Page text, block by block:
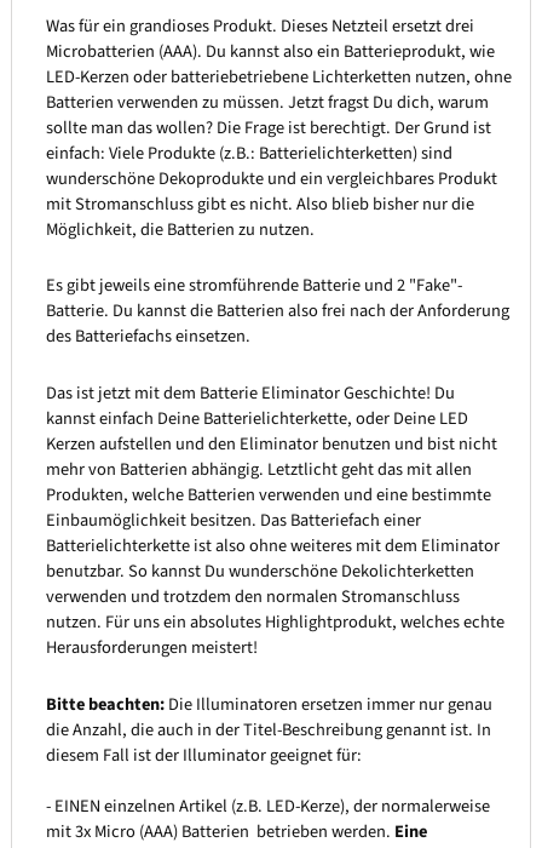
Was für ein grandioses Produkt. Dieses Netzteil ersetzt drei
Microbatterien (AAA). Du kannst also ein Batterieprodukt, wie
LED-Kerzen oder batteriebetriebene Lichterketten nutzen, ohne
Batterien verwenden zu müssen. Jetzt fragst Du dich, warum
sollte man das wollen? Die Frage ist berechtigt. Der Grund ist
einfach: Viele Produkte (z.B.: Batterielichterketten) sind
wunderschöne Dekoprodukte und ein vergleichbares Produkt
mit Stromanschluss gibt es nicht. Also blieb bisher nur die
Möglichkeit, die Batterien zu nutzen.
Es gibt jeweils eine stromführende Batterie und 2 "Fake"-
Batterie. Du kannst die Batterien also frei nach der Anforderung
des Batteriefachs einsetzen.
Das ist jetzt mit dem Batterie Eliminator Geschichte! Du
kannst einfach Deine Batterielichterkette, oder Deine LED
Kerzen aufstellen und den Eliminator benutzen und bist nicht
mehr von Batterien abhängig. Letztlicht geht das mit allen
Produkten, welche Batterien verwenden und eine bestimmte
Einbaumöglichkeit besitzen. Das Batteriefach einer
Batterielichterkette ist also ohne weiteres mit dem Eliminator
benutzbar. So kannst Du wunderschöne Dekolichterketten
verwenden und trotzdem den normalen Stromanschluss
nutzen. Für uns ein absolutes Highlightprodukt, welches echte
Herausforderungen meistert!
Bitte beachten:Die Illuminatoren ersetzen immer nur genau
die Anzahl, die auch in der Titel-Beschreibung genannt ist. In
diesem Fall ist der Illuminator geeignet für:
- EINEN einzelnen Artikel (z.B. LED-Kerze), der normalerweise
mit 3x Micro (AAA) Batterien betrieben werden. Eine